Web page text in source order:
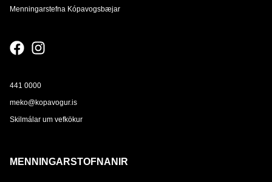
Menningarstefna Kópavogsbæjar
441 0000
meko@kopavogur.is
Skilmálar um vefkökur
MENNINGARSTOFNANIR